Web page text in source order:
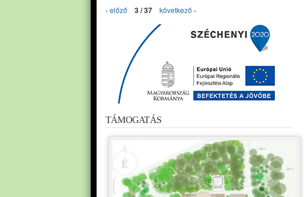
‹ előző 3 / 37 következő ›
TÁMOGATÁS